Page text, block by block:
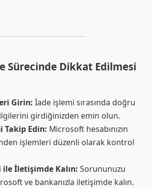
Sürecinde Dikkat Edilmesi
Girin: İade işlemi sırasında doğru
girdiğinizden emin olun.
Takip Edin: Microsoft hesabınızın
işlemleri düzenli olarak kontrol
ile İletişimde Kalın: Sorununuzu
ve bankanızla iletişimde kalın.